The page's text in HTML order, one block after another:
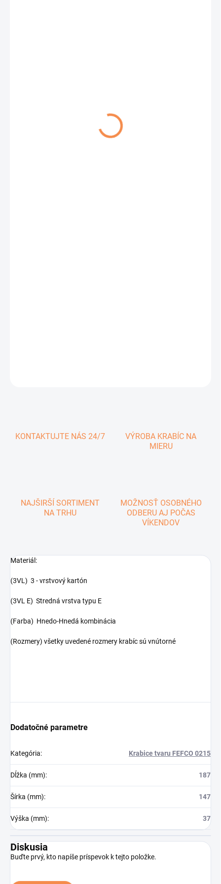
KONTAKTUJTE NÁS 24/7
VÝROBA KRABÍC NA
MIERU
NAJŠIRŠÍ SORTIMENT
NA TRHU
MOŽNOSŤ OSOBNÉHO
ODBERU AJ POČAS
VÍKENDOV
Materiál:
(3VL) 3 - vrstvový kartón
(3VL E) Stredná vrstva typu E
(Farba) Hnedo-Hnedá kombinácia
(Rozmery) všetky uvedené rozmery krabíc sú vnútorné
Dodatočné parametre
Kategória: Krabice tvaru FEFCO 0215
Dĺžka (mm): 187
Šírka (mm): 147
Výška (mm): 37
Diskusia
Buďte prvý, kto napíše príspevok k tejto položke.